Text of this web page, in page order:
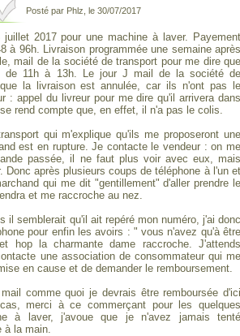
Posté par Phlz, le 30/07/2017
2017 pour une machine à laver. Payement
à 96h. Livraison programmée une semaine après
mail de la société de transport pour me dire que
de 11h à 13h. Le jour J mail de la société de
la livraison est annulée, car ils n'ont pas le
: appel du livreur pour me dire qu'il arrivera dans
rend compte que, en effet, il n'a pas le colis.
qui m'explique qu'ils me proposeront une
est en rupture. Je contacte le vendeur : on me
passée, il ne faut plus voir avec eux, mais
Donc après plusieurs coups de téléphone à l'un et
qui me dit "gentillement" d'aller prendre le
et me raccroche au nez.
il semblerait qu'il ait repéré mon numéro, j'ai donc
pour enfin les avoirs : " vous n'avez qu'à être
hop la charmante dame raccroche. J'attends
une association de consommateur qui me
en cause et de demander le remboursement.
comme quoi je devrais être remboursée d'ici
merci à ce commerçant pour les quelques
à laver, j'avoue que je n'avez jamais tenté
à la main.